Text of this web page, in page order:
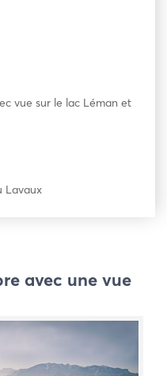
vue sur le lac Léman et
Lavaux
avec une vue